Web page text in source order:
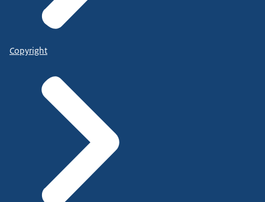
Copyright